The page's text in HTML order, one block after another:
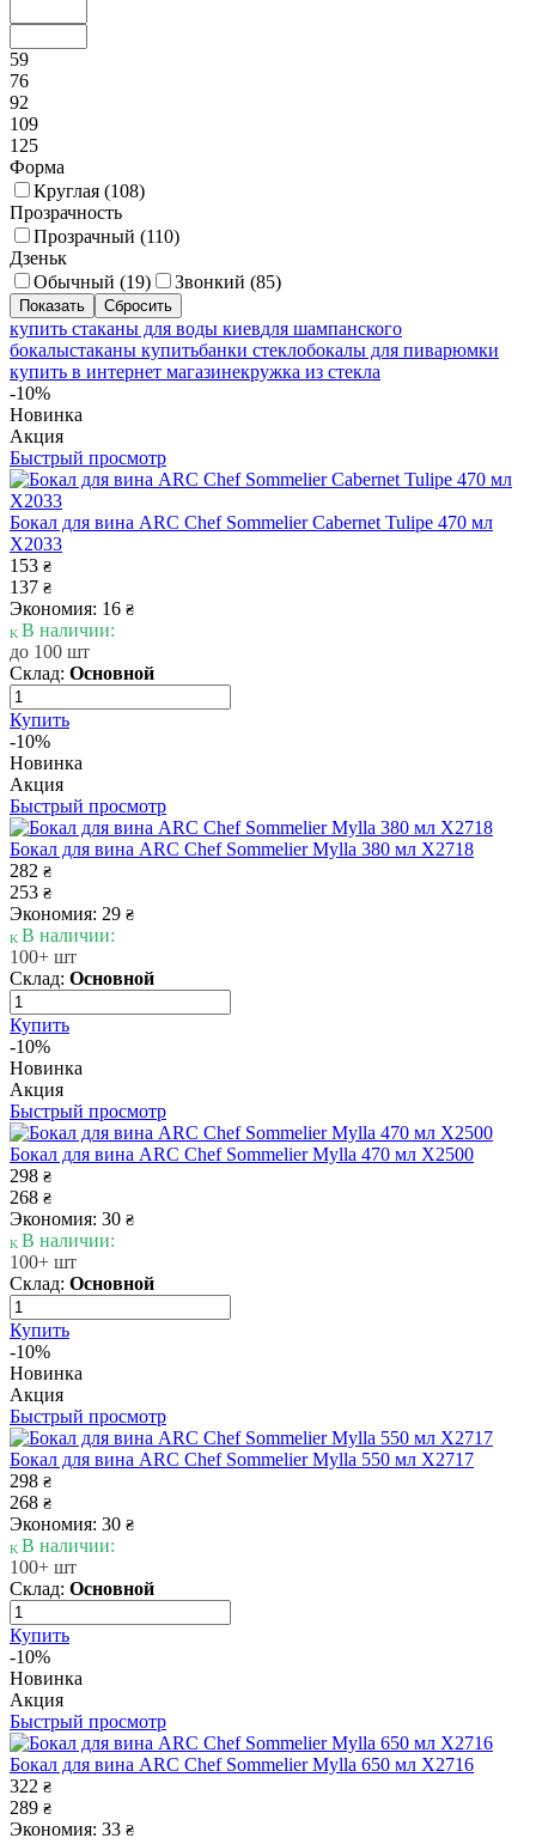
59
76
92
109
125
Форма
Круглая (108)
Прозрачность
Прозрачный (110)
Дзеньк
Обычный (19) Звонкий (85)
купить стаканы для воды киевдля шампанского
бокалыстаканы купитьбанки стеклобокалы для пиварюмки
купить в интернет магазинекружка из стекла
-10%
Новинка
Акция
Быстрый просмотр
Бокал для вина ARC Chef Sommelier Cabernet Tulipe 470 мл
X2033
153 ₴
137 ₴
Экономия: 16 ₴
В наличии:
до 100 шт
Склад: Основной
Купить
-10%
Новинка
Акция
Быстрый просмотр
Бокал для вина ARC Chef Sommelier Mylla 380 мл X2718
282 ₴
253 ₴
Экономия: 29 ₴
В наличии:
100+ шт
Склад: Основной
Купить
-10%
Новинка
Акция
Быстрый просмотр
Бокал для вина ARC Chef Sommelier Mylla 470 мл X2500
298 ₴
268 ₴
Экономия: 30 ₴
В наличии:
100+ шт
Склад: Основной
Купить
-10%
Новинка
Акция
Быстрый просмотр
Бокал для вина ARC Chef Sommelier Mylla 550 мл X2717
298 ₴
268 ₴
Экономия: 30 ₴
В наличии:
100+ шт
Склад: Основной
Купить
-10%
Новинка
Акция
Быстрый просмотр
Бокал для вина ARC Chef Sommelier Mylla 650 мл X2716
322 ₴
289 ₴
Экономия: 33 ₴